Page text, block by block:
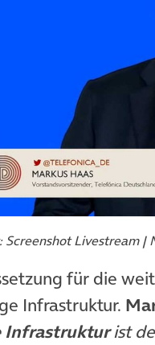
Screenshot Livestream |
für die
Infrastruktur.
Infrastrukturist